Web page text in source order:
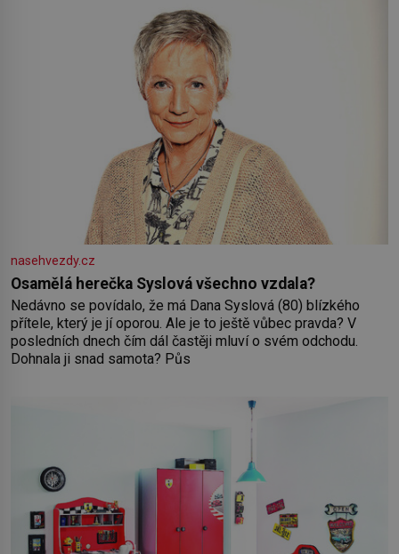
nasehvezdy.cz
Osamělá herečka Syslová všechno vzdala?
Nedávno se povídalo, že má Dana Syslová (80) blízkého
přítele, který je jí oporou. Ale je to ještě vůbec pravda? V
posledních dnech čím dál častěji mluví o svém odchodu.
Dohnala ji snad samota? Půs